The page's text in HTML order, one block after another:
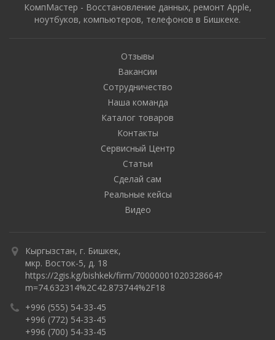
КомпМастер - Восстановление данных, ремонт Apple,
ноутбуков, компьютеров, телефонов в Бишкеке.
Отзывы
Вакансии
Сотрудничество
Наша команда
Каталог товаров
Контакты
Сервисный Центр
Статьи
Сделай сам
Реальные кейсы
Видео
Кыргызстан, г. Бишкек,
мкр. Восток-5, д. 18
https://2gis.kg/bishkek/firm/70000001020328664?
m=74.632314%2C42.873744%2F18
+996 (555) 54-33-45
+996 (772) 54-33-45
+996 (700) 54-33-45